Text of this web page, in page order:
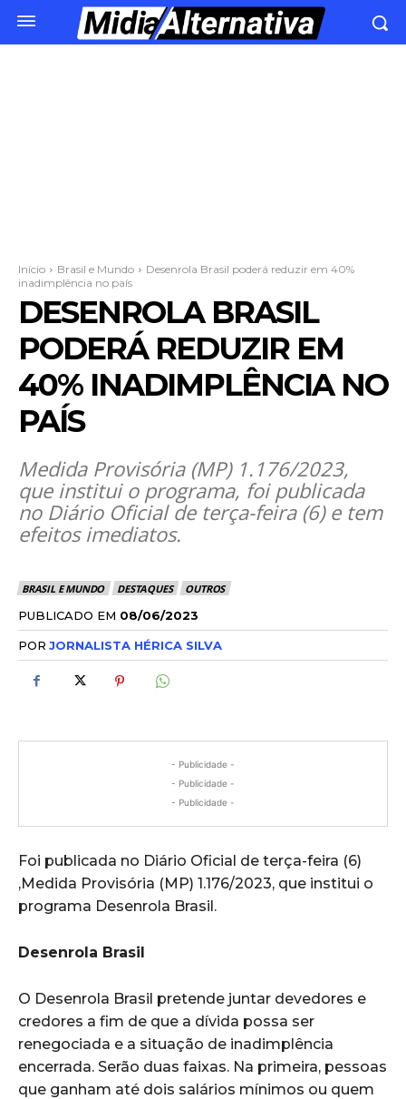
Início Brasil e Mundo
Desenrola Brasil poderá reduzir em 40%
inadimplência no país
DESENROLA BRASIL
PODERÁ REDUZIR EM
40% INADIMPLÊNCIA NO
PAÍS
Medida Provisória (MP) 1.176/2023,
que institui o programa, foi publicada
no Diário Oficial de terça-feira (6) e tem
efeitos imediatos.
BRASIL E MUNDO DESTAQUES OUTROS
PUBLICADO EM 08/06/2023
POR JORNALISTA HÉRICA SILVA
- Publicidade -
- Publicidade -
- Publicidade -
Foi publicada no Diário Oficial de terça-feira (6)
,Medida Provisória (MP) 1.176/2023, que institui o
programa Desenrola Brasil.
Desenrola Brasil
O Desenrola Brasil pretende juntar devedores e
credores a fim de que a dívida possa ser
renegociada e a situação de inadimplência
encerrada. Serão duas faixas. Na primeira, pessoas
que ganham até dois salários mínimos ou quem